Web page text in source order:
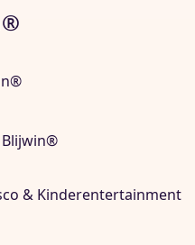
Blijwin®
& Kinderentertainment